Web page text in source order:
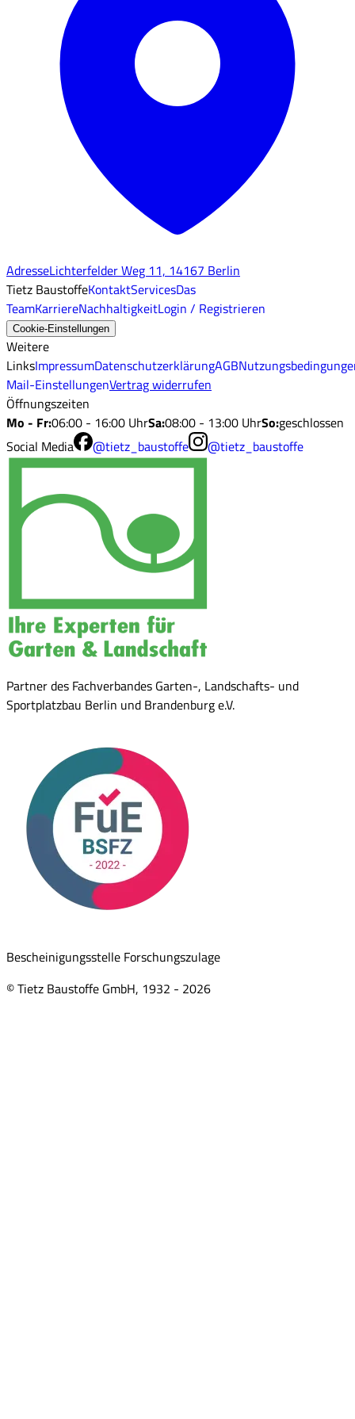
AdresseLichterfelder Weg 11, 14167 Berlin
Tietz BaustoffeKontaktServicesDas
TeamKarriereNachhaltigkeitLogin / Registrieren
Cookie-Einstellungen
Weitere
LinksImpressumDatenschutzerklärungAGB
Mail-EinstellungenVertrag widerrufen
Öffnungszeiten
Mo - Fr:06:00 - 16:00 UhrSa:08:00 - 13:00 UhrSo:geschlossen
Social Media
@tietz_baustoffe @tietz_baustoffe
Partner des Fachverbandes Garten-, Landschafts- und
Sportplatzbau Berlin und Brandenburg e.V.
Bescheinigungsstelle Forschungszulage
© Tietz Baustoffe GmbH, 1932 - 2026